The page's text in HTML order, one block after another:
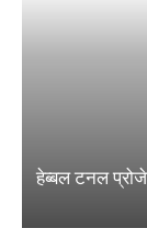
हेब्बल टनल